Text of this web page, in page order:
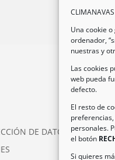
Una cookie
ordenador,
nuestras y
Las cookies
web pueda
defecto.
El resto de
personales.
el botón
Si quieres
DE DATOS